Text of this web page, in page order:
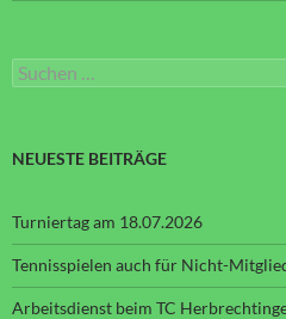
Suchen
nach:
NEUESTE BEITRÄGE
Turniertag am 18.07.2026
Tennisspielen auch für Nicht-
Arbeitsdienst beim TC